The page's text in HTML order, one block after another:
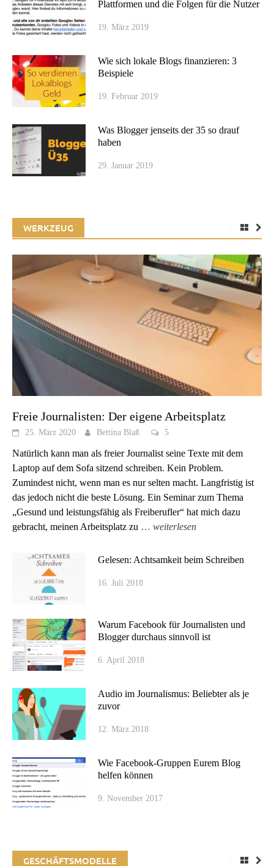
Plattformen und die Folgen für die Nutzer
19. März 2019
Wie sich lokale Blogs finanzieren: 3
Beispiele
19. Februar 2019
Was Blogger jenseits der 35 so drauf
haben
29. Januar 2019
WERKZEUG
Freie Journalisten: Der eigene Arbeitsplatz
25. März 2020 Bettina Blaß 5
Natürlich kann man als freier Journalist seine Texte mit dem
Laptop auf dem Sofa sitzend schreiben. Kein Problem.
Zumindest nicht, wenn man es nur selten macht. Langfristig ist
das jedoch nicht die beste Lösung. Ein Seminar zum Thema
„Gesund und leistungsfähig als Freiberufler“ hat mich dazu
gebracht, meinen Arbeitsplatz zu … weiterlesen
Gelesen: Achtsamkeit beim Schreiben
16. Juli 2018
Warum Facebook für Journalisten und
Blogger durchaus sinnvoll ist
6. April 2018
Audio im Journalismus: Beliebter als je
zuvor
12. März 2018
Wie Facebook-Gruppen Eurem Blog
helfen können
9. November 2017
GESCHÄFTSMODELLE